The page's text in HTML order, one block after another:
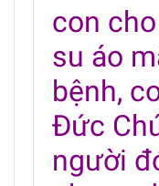
con
su áo
bệnh,
Đức
người